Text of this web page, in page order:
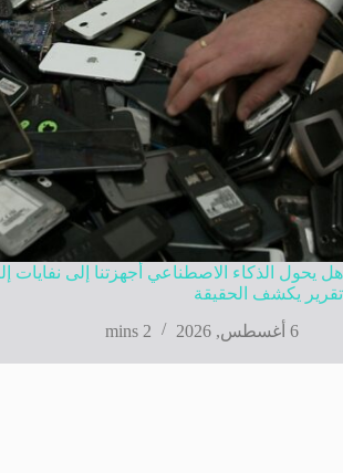
هل يحول الذكاء الاصطناعي أجهزتنا إلى نفايات
تقرير يكشف الحقيقة
6 أغسطس, 2026
2 mins